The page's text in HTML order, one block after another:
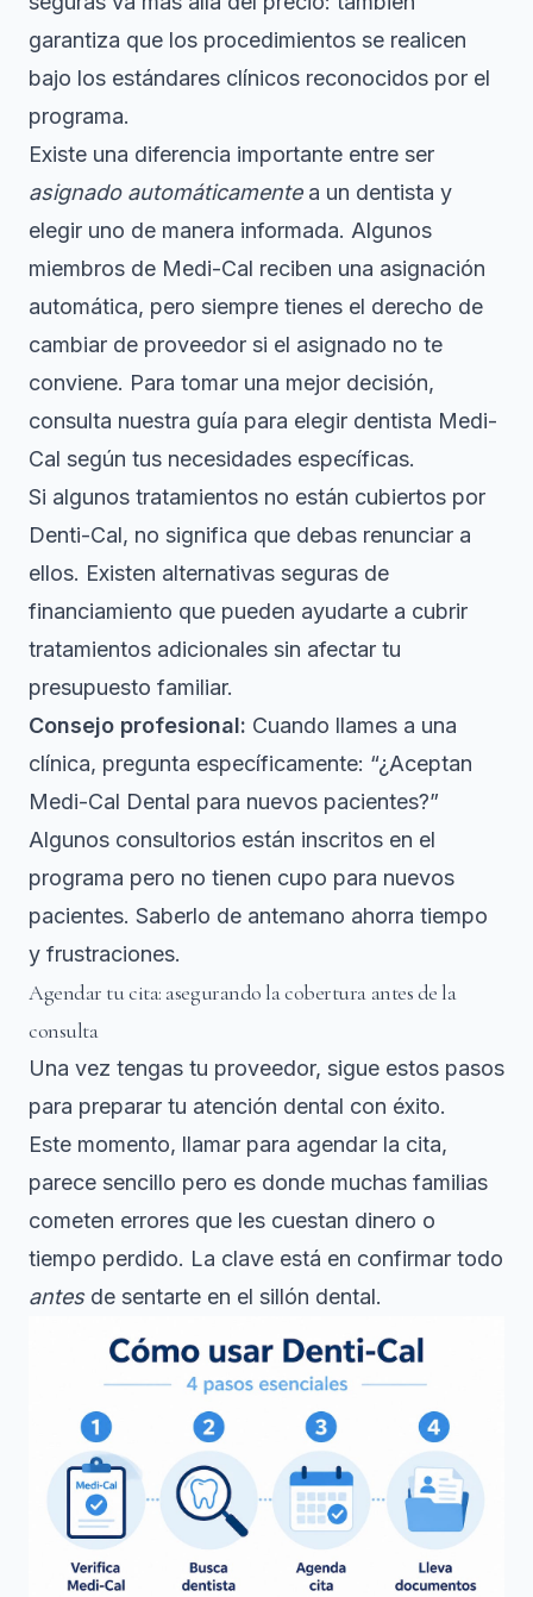
garantiza que los procedimientos se realicen
bajo los estándares clínicos reconocidos por el
programa.
Existe una diferencia importante entre ser
asignado automáticamentea un dentista y
elegir uno de manera informada. Algunos
miembros de Medi-Cal reciben una asignación
automática, pero siempre tienes el derecho de
cambiar de proveedor si el asignado no te
conviene. Para tomar una mejor decisión,
consulta nuestra guía para elegir dentista Medi-
Cal según tus necesidades específicas.
Si algunos tratamientos no están cubiertos por
Denti-Cal, no significa que debas renunciar a
ellos. Existen alternativas seguras de
financiamiento que pueden ayudarte a cubrir
tratamientos adicionales sin afectar tu
presupuesto familiar.
Consejo profesional: Cuando llames a una
clínica, pregunta específicamente: “¿Aceptan
Medi-Cal Dental para nuevos pacientes?”
Algunos consultorios están inscritos en el
programa pero no tienen cupo para nuevos
pacientes. Saberlo de antemano ahorra tiempo
y frustraciones.
Agendar tu cita: asegurando la cobertura antes de la
consulta
Una vez tengas tu proveedor, sigue estos pasos
para preparar tu atención dental con éxito.
Este momento, llamar para agendar la cita,
parece sencillo pero es donde muchas familias
cometen errores que les cuestan dinero o
tiempo perdido. La clave está en confirmar todo
antesde sentarte en el sillón dental.